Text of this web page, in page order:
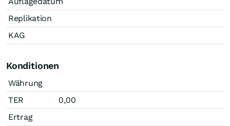
Replikation
KAG
Konditionen
Währung
TER
0,00
Ertrag